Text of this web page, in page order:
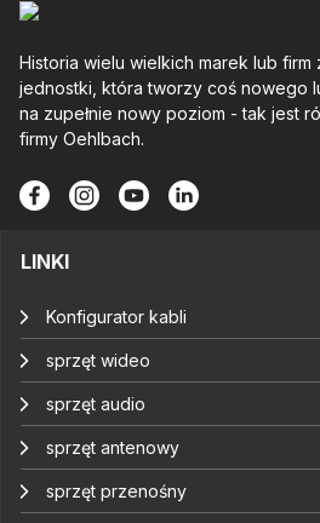
Historia wielu wielkich marek lub firm
jednostki, która tworzy coś nowego
na zupełnie nowy poziom - tak jest
firmy Oehlbach.
LINKI
Konfigurator kabli
sprzęt wideo
sprzęt audio
sprzęt antenowy
sprzęt przenośny